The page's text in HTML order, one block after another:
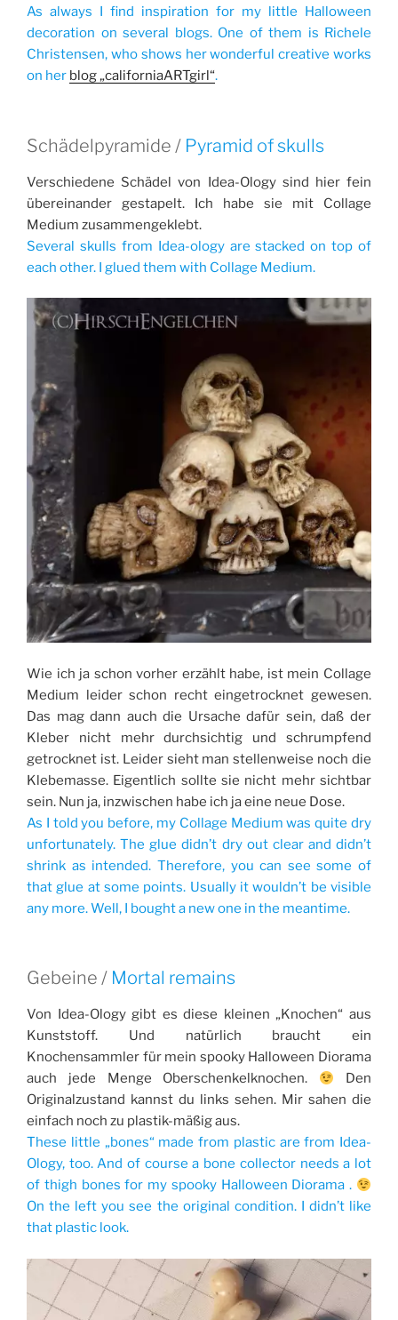
As always I find inspiration for my little Halloween
decoration on several blogs. One of them is Richele
Christensen, who shows her wonderful creative works
on her blog „californiaARTgirl“.
Schädelpyramide / Pyramid of skulls
Verschiedene Schädel von Idea-Ology sind hier fein
übereinander gestapelt. Ich habe sie mit Collage
Medium zusammengeklebt.
Several skulls from Idea-ology are stacked on top of
each other. I glued them with Collage Medium.
Wie ich ja schon vorher erzählt habe, ist mein Collage
Medium leider schon recht eingetrocknet gewesen.
Das mag dann auch die Ursache dafür sein, daß der
Kleber nicht mehr durchsichtig und schrumpfend
getrocknet ist. Leider sieht man stellenweise noch die
Klebemasse. Eigentlich sollte sie nicht mehr sichtbar
sein. Nun ja, inzwischen habe ich ja eine neue Dose.
As I told you before, my Collage Medium was quite dry
unfortunately. The glue didn’t dry out clear and didn’t
shrink as intended. Therefore, you can see some of
that glue at some points. Usually it wouldn’t be visible
any more. Well, I bought a new one in the meantime.
Gebeine / Mortal remains
Von Idea-Ology gibt es diese kleinen „Knochen“ aus
Kunststoff. Und natürlich braucht ein
Knochensammler für mein spooky Halloween Diorama
auch jede Menge Oberschenkelknochen.
Den
Originalzustand kannst du links sehen. Mir sahen die
einfach noch zu plastik-mäßig aus.
These little „bones“ made from plastic are from Idea-
Ology, too. And of course a bone collector needs a lot
of thigh bones for my spooky Halloween Diorama .
On the left you see the original condition. I didn’t like
that plastic look.